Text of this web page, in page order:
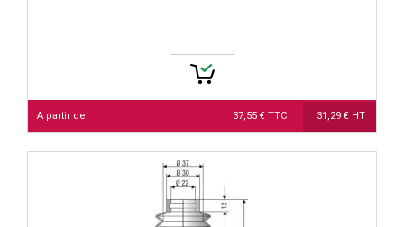
A partir de 37,55 € TTC 31,29 € HT